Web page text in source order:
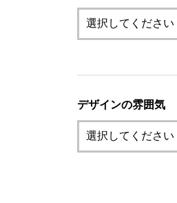
デザインの雰囲気